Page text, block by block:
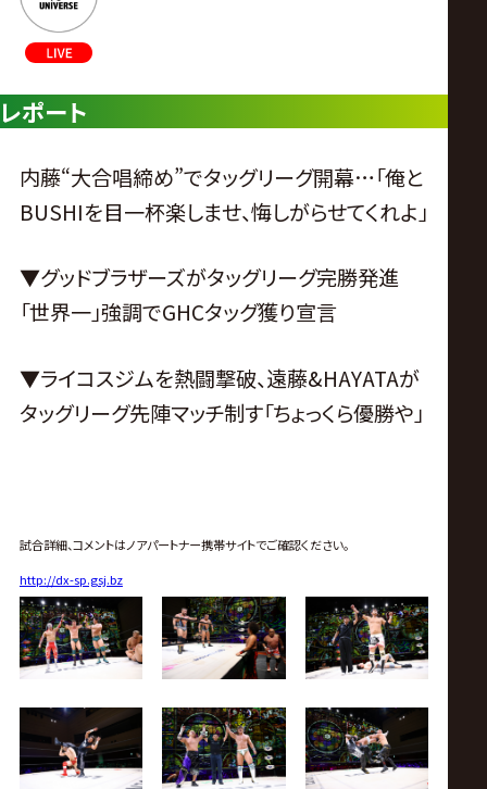
レポート
内藤“大合唱締め”でタッグリーグ開幕…「俺と
BUSHIを目一杯楽しませ、悔しがらせてくれよ」
▼グッドブラザーズがタッグリーグ完勝発進
「世界一」強調でGHCタッグ獲り宣言
▼ライコスジムを熱闘撃破、遠藤&HAYATAが
タッグリーグ先陣マッチ制す「ちょっくら優勝や」
試合詳細、コメントはノアパートナー携帯サイトでご確認ください。
http://dx-sp.gsj.bz